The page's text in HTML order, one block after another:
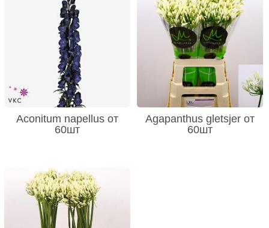
Aconitum napellus от
60шт
Agapanthus gletsjer от
60шт